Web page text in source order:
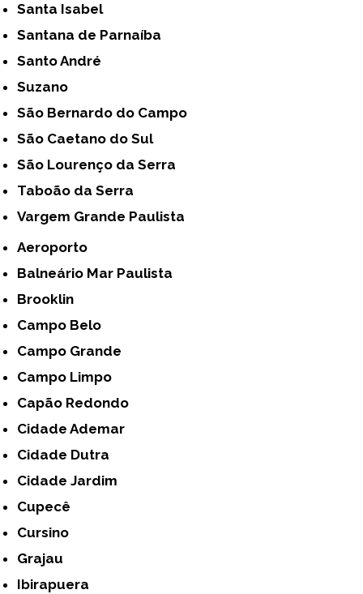
Santa Isabel
Santana de Parnaíba
Santo André
Suzano
São Bernardo do Campo
São Caetano do Sul
São Lourenço da Serra
Taboão da Serra
Vargem Grande Paulista
Aeroporto
Balneário Mar Paulista
Brooklin
Campo Belo
Campo Grande
Campo Limpo
Capão Redondo
Cidade Ademar
Cidade Dutra
Cidade Jardim
Cupecê
Cursino
Grajau
Ibirapuera